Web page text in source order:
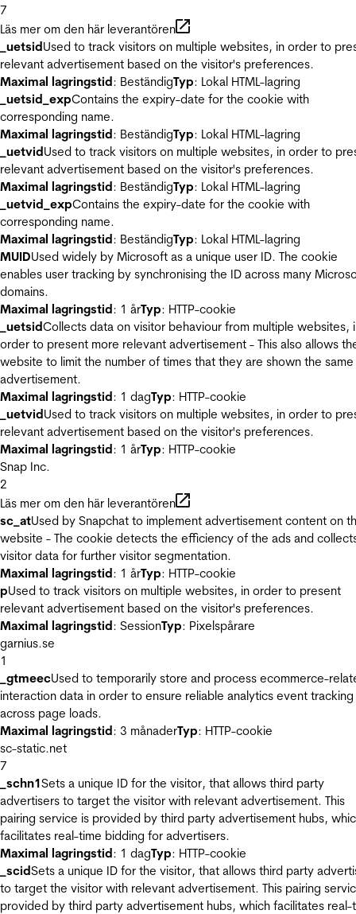
7
Läs mer om den här leverantören
_uetsidUsed to track visitors on multiple websites, in order to
relevant advertisement based on the visitor's preferences.
Maximal lagringstid: BeständigTyp: Lokal HTML-lagring
_uetsid_expContains the expiry-date for the cookie with
corresponding name.
Maximal lagringstid: BeständigTyp: Lokal HTML-lagring
_uetvidUsed to track visitors on multiple websites, in order to
relevant advertisement based on the visitor's preferences.
Maximal lagringstid: BeständigTyp: Lokal HTML-lagring
_uetvid_expContains the expiry-date for the cookie with
corresponding name.
Maximal lagringstid: BeständigTyp: Lokal HTML-lagring
MUIDUsed widely by Microsoft as a unique user ID. The cookie
enables user tracking by synchronising the ID across many
domains.
Maximal lagringstid: 1 årTyp: HTTP-cookie
_uetsidCollects data on visitor behaviour from multiple websites,
order to present more relevant advertisement - This also allows
website to limit the number of times that they are shown the same
advertisement.
Maximal lagringstid: 1 dagTyp: HTTP-cookie
_uetvidUsed to track visitors on multiple websites, in order to
relevant advertisement based on the visitor's preferences.
Maximal lagringstid: 1 årTyp: HTTP-cookie
Snap Inc.
2
Läs mer om den här leverantören
sc_atUsed by Snapchat to implement advertisement content on
website - The cookie detects the efficiency of the ads and
visitor data for further visitor segmentation.
Maximal lagringstid: 1 årTyp: HTTP-cookie
pUsed to track visitors on multiple websites, in order to present
relevant advertisement based on the visitor's preferences.
Maximal lagringstid: SessionTyp: Pixelspårare
garnius.se
1
_gtmeecUsed to temporarily store and process ecommerce-
interaction data in order to ensure reliable analytics event tracking
across page loads.
Maximal lagringstid: 3 månaderTyp: HTTP-cookie
sc-static.net
7
_schn1Sets a unique ID for the visitor, that allows third party
advertisers to target the visitor with relevant advertisement. This
pairing service is provided by third party advertisement hubs,
facilitates real-time bidding for advertisers.
Maximal lagringstid: 1 dagTyp: HTTP-cookie
_scidSets a unique ID for the visitor, that allows third party
to target the visitor with relevant advertisement. This pairing
provided by third party advertisement hubs, which facilitates real-